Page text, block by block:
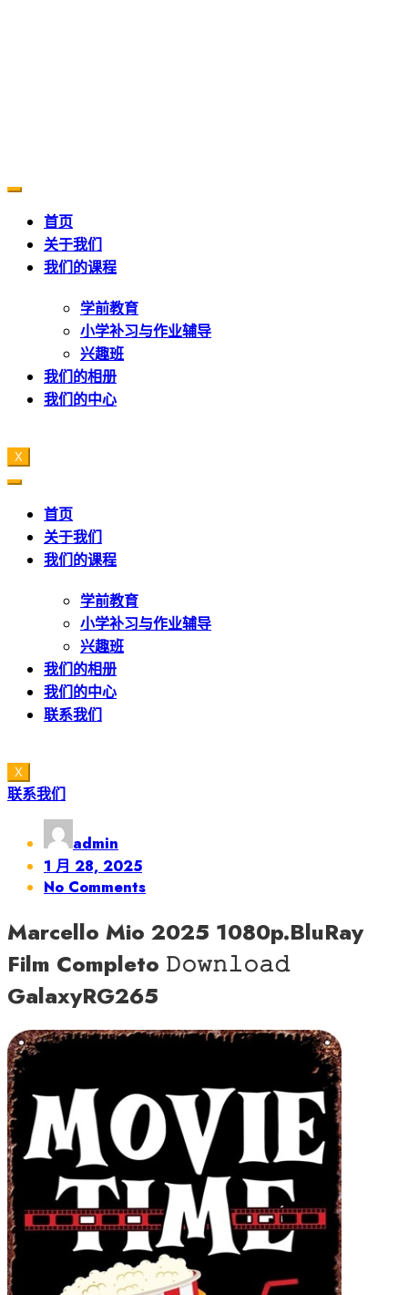
首页
关于我们
我们的课程
学前教育
小学补习与作业辅导
兴趣班
我们的相册
我们的中心
X
首页
关于我们
我们的课程
学前教育
小学补习与作业辅导
兴趣班
我们的相册
我们的中心
联系我们
X
联系我们
admin
Posted
on
1 月 28, 2025
No Comments
Marcello Mio 2025 1080p.BluRay
Film Completo 𝙳𝚘𝚠𝚗𝚕𝚘𝚊𝚍
GalaxyRG265